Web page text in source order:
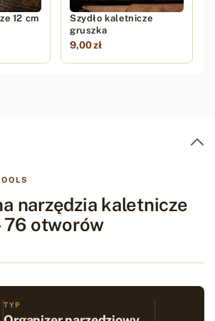
12 cm
Szydło kaletnicze
gruszka
9,00 zł
narzędzia kaletnicze
76 otworów
TYP